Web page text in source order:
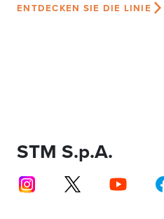
ENTDECKEN SIE DIE LINIE
STM S.p.A.